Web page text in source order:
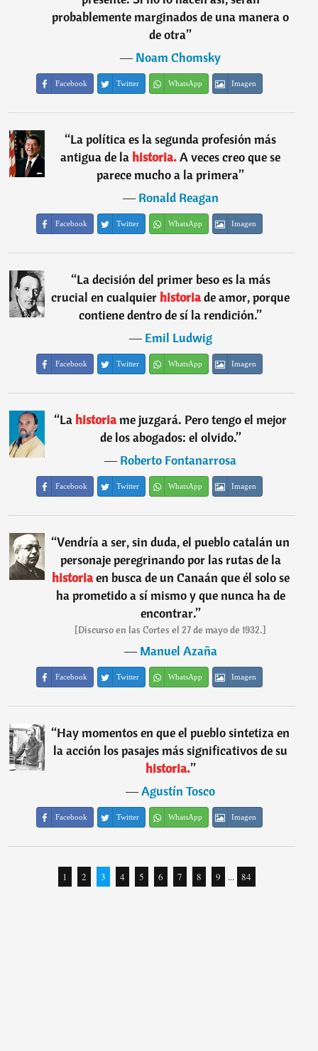
probablemente marginados de una manera o
de otra”
―Noam Chomsky
Facebook Twitter WhatsApp Imagen
“La política es la segunda profesión más
antigua de la historia.A veces creo que se
parece mucho a la primera”
―Ronald Reagan
Facebook Twitter WhatsApp Imagen
“La decisión del primer beso es la más
crucial en cualquier historiade amor, porque
contiene dentro de sí la rendición.”
―Emil Ludwig
Facebook Twitter WhatsApp Imagen
“La historiame juzgará. Pero tengo el mejor
de los abogados: el olvido.”
―Roberto Fontanarrosa
Facebook Twitter WhatsApp Imagen
“Vendría a ser, sin duda, el pueblo catalán un
personaje peregrinando por las rutas de la
historiaen busca de un Canaán que él solo se
ha prometido a sí mismo y que nunca ha de
encontrar.”
[Discurso en las Cortes el 27 de mayo de 1932.]
―Manuel Azaña
Facebook Twitter WhatsApp Imagen
“Hay momentos en que el pueblo sintetiza en
la acción los pasajes más significativos de su
historia.”
―Agustín Tosco
Facebook Twitter WhatsApp Imagen
1 2 3 4 5 6 7 8 9 ... 84